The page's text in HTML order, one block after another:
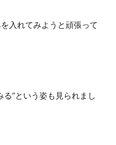
入れてみようと頑張って
”という姿も見られまし